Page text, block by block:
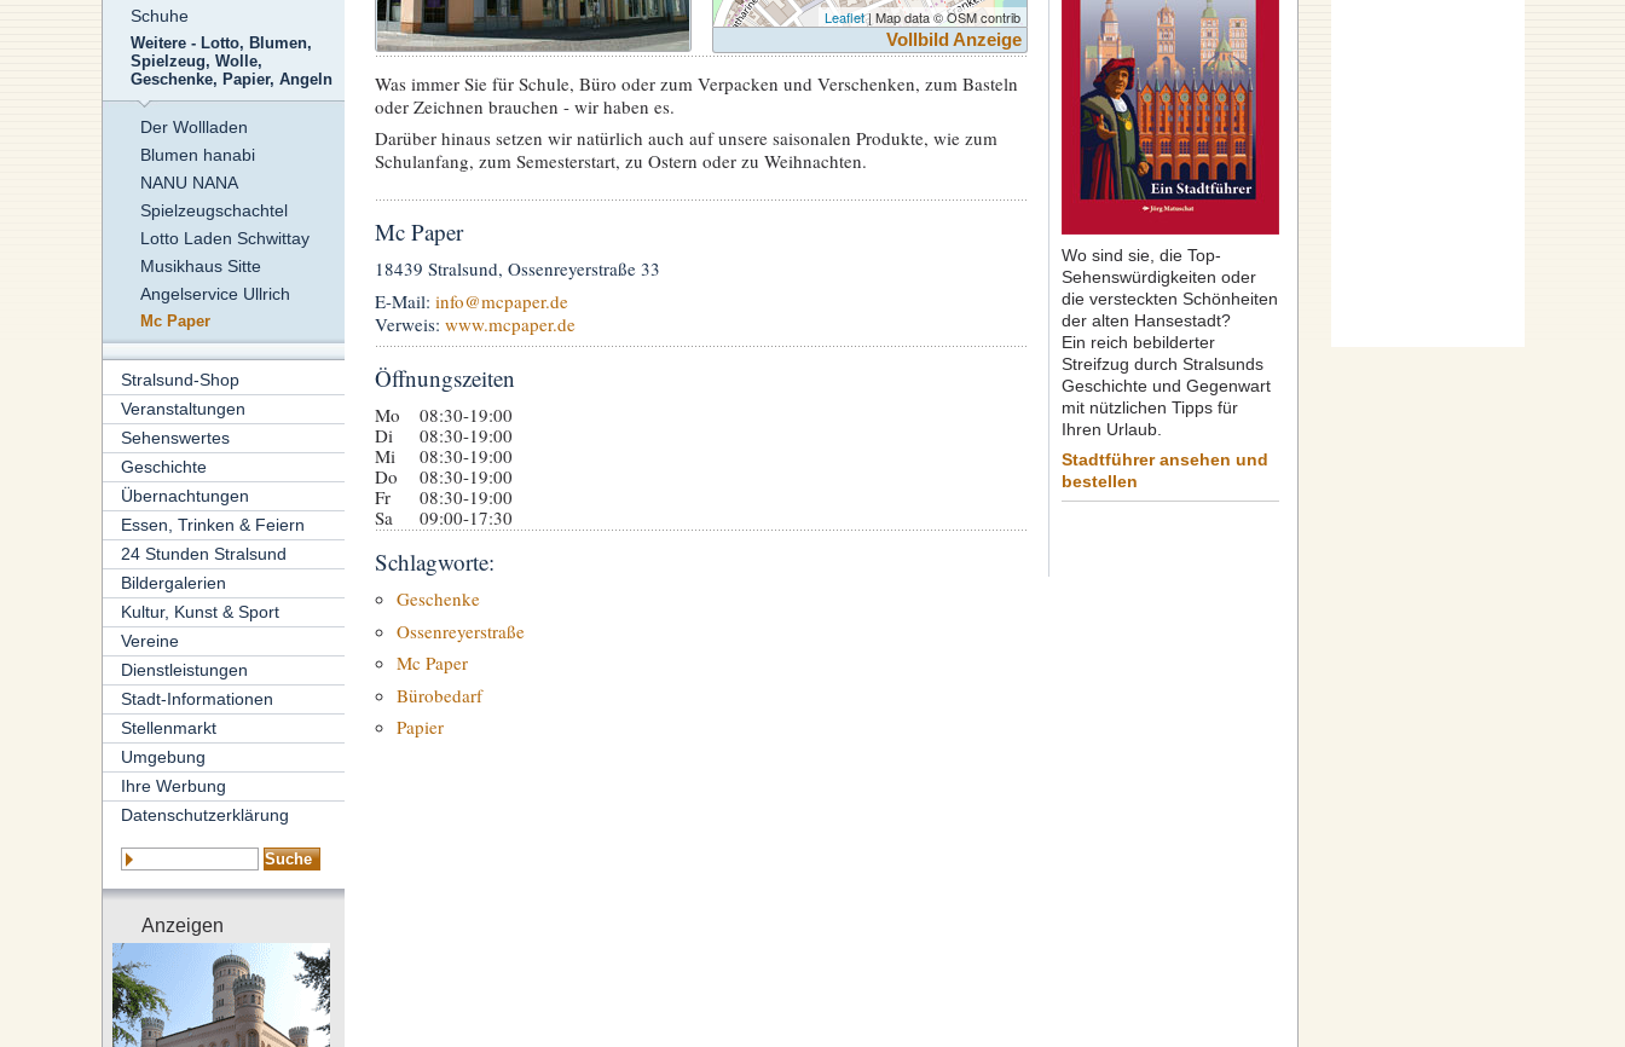
Schuhe
Weitere - Lotto, Blumen,
Spielzeug, Wolle,
Geschenke, Papier, Angeln
Der Wollladen
Blumen hanabi
NANU NANA
Spielzeugschachtel
Lotto Laden Schwittay
Musikhaus Sitte
Angelservice Ullrich
Mc Paper
Stralsund-Shop
Veranstaltungen
Sehenswertes
Geschichte
Übernachtungen
Essen, Trinken & Feiern
24 Stunden Stralsund
Bildergalerien
Kultur, Kunst & Sport
Vereine
Dienstleistungen
Stadt-Informationen
Stellenmarkt
Umgebung
Ihre Werbung
Datenschutzerklärung
Anzeigen
Wo sind sie, die Top-
Sehenswürdigkeiten oder
die versteckten Schönheiten
der alten Hansestadt?
Ein reich bebilderter
Streifzug durch Stralsunds
Geschichte und Gegenwart
mit nützlichen Tipps für
Ihren Urlaub.
Stadtführer ansehen und
bestellen
Leaflet| Map data © OSM contrib
Vollbild Anzeige
Was immer Sie für Schule, Büro oder zum Verpacken und Verschenken, zum Basteln
oder Zeichnen brauchen - wir haben es.
Darüber hinaus setzen wir natürlich auch auf unsere saisonalen Produkte, wie zum
Schulanfang, zum Semesterstart, zu Ostern oder zu Weihnachten.
Mc Paper
18439 Stralsund, Ossenreyerstraße 33
E-Mail: info@mcpaper.de
Verweis: www.mcpaper.de
Öffnungszeiten
Mo
08:30-19:00
Di
08:30-19:00
Mi
08:30-19:00
Do
08:30-19:00
Fr
08:30-19:00
Sa
09:00-17:30
Schlagworte:
Geschenke
Ossenreyerstraße
Mc Paper
Bürobedarf
Papier